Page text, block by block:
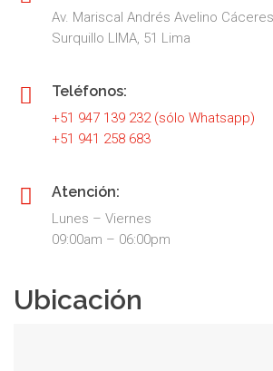
Av. Mariscal Andrés Avelino
Surquillo LIMA, 51 Lima
Teléfonos:
+51 947 139 232 (sólo Whatsapp)
+51 941 258 683
Atención:
Lunes – Viernes
09:00am – 06:00pm
Ubicación